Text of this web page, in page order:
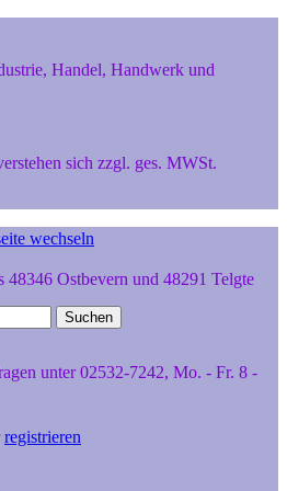
Handel, Handwerk und
sich zzgl. ges. MWSt.
48346 Ostbevern und 48291 Telgte
unter 02532-7242, Mo. - Fr. 8 -
Suchen
registrieren